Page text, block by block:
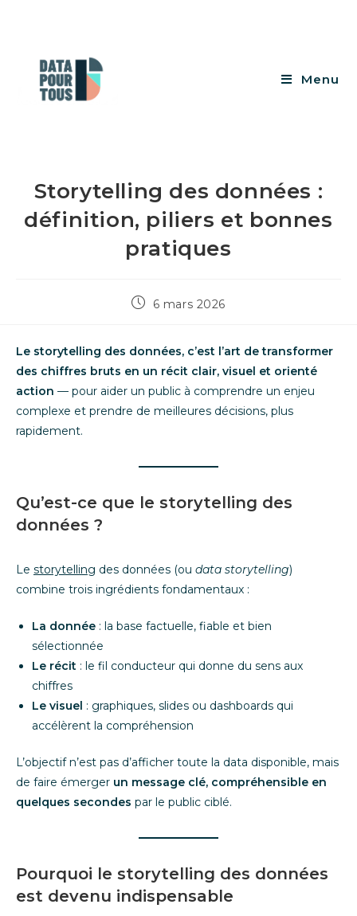
Menu
Storytelling des données :
définition, piliers et bonnes
pratiques
6 mars 2026
Le storytelling des données, c’est l’art de transformer
des chiffres bruts en un récit clair, visuel et orienté
action — pour aider un public à comprendre un enjeu
complexe et prendre de meilleures décisions, plus
rapidement.
Qu’est-ce que le storytelling des
données ?
Le storytelling des données (ou data storytelling)
combine trois ingrédients fondamentaux :
La donnée : la base factuelle, fiable et bien
sélectionnée
Le récit : le fil conducteur qui donne du sens aux
chiffres
Le visuel : graphiques, slides ou dashboards qui
accélèrent la compréhension
L’objectif n’est pas d’afficher toute la data disponible, mais
de faire émerger un message clé, compréhensible en
quelques secondes par le public ciblé.
Pourquoi le storytelling des données
est devenu indispensable